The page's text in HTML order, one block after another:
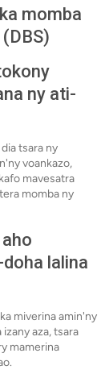
momba
ny ati-
tsara ny
voankazo,
mavesatra
momba ny
lalina
miverina amin'ny
aza, tsara
mamerina